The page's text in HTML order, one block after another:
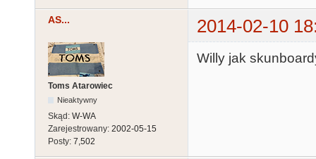
AS... 2014-02-10
Toms Atarowiec
Nieaktywny
Skąd: W-WA
Zarejestrowany: 2002-05-15
Posty: 7,502
Willy jak